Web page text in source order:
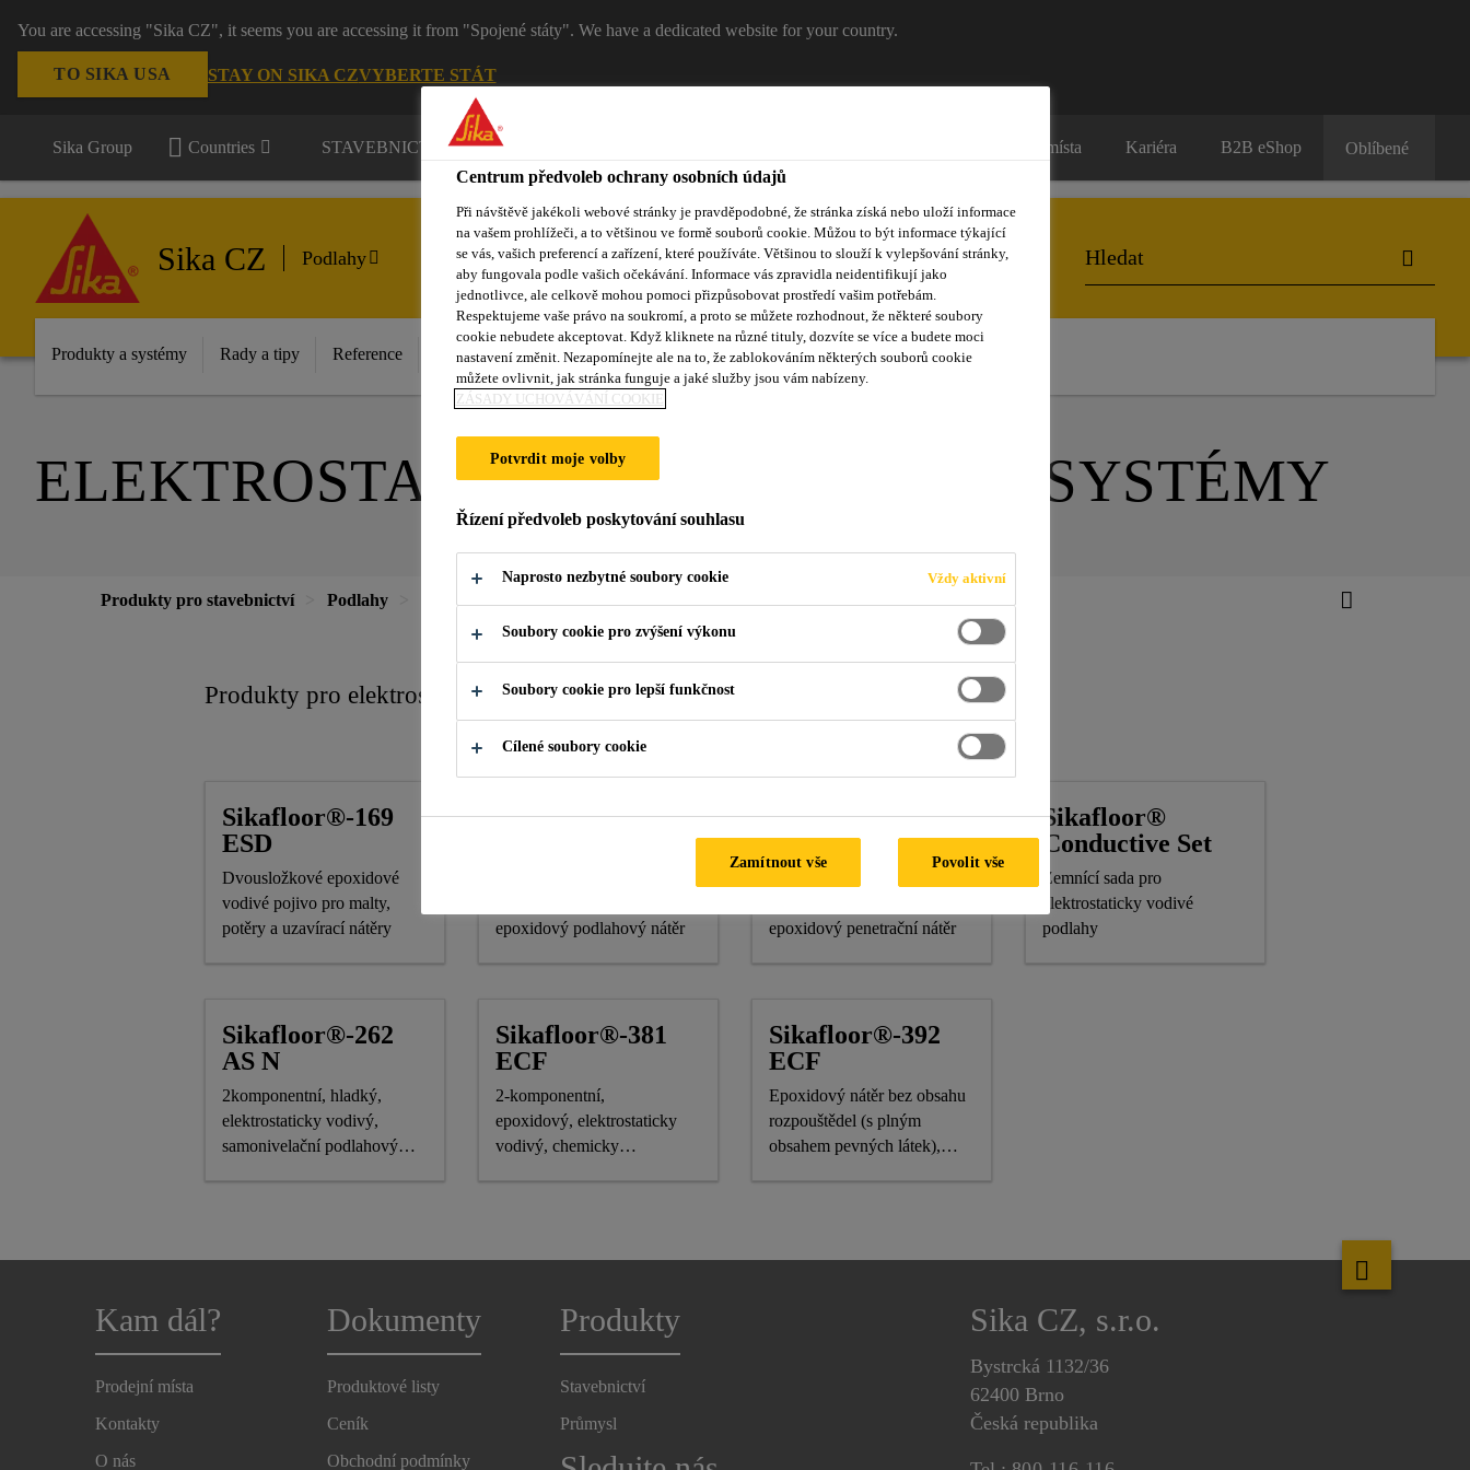
You are accessing "Sika CZ", it seems you are accessing it from "Spojené státy". We have a dedicated website for your country.
TO SIKA USA STAY ON SIKA CZVYBERTE STÁT
Sika Group Countries STAVEBNICTVÍ / PRŮMYSL Prodejní místa Kariéra B2B eShop Oblíbené
Sika CZ Podlahy
Produkty a systémy Rady a tipy Reference Dokumenty Kontakty
ELEKTROSTATICKÉ A DISIPATIVNÍ SYSTÉMY
Produkty pro stavebnictví Podlahy
Produkty pro elektrostatické podlahy
Sikafloor®-169
ESD
Dvousložkové epoxidové
vodivé pojivo pro malty,
potěry a uzavírací nátěry
Sikafloor®-2350
epoxidový podlahový nátěr
Sikafloor®-220 W
Conductive
epoxidový penetrační nátěr
Sikafloor®
Conductive Set
Zemnící sada pro
elektrostaticky vodivé
podlahy
Sikafloor®-262
AS N
2komponentní, hladký,
elektrostaticky vodivý,
samonivelační podlahový
Sikafloor®-381
ECF
2-komponentní,
epoxidový, elektrostaticky
vodivý, chemicky
Sikafloor®-392
ECF
Epoxidový nátěr bez obsahu
rozpouštědel (s plným
obsahem pevných látek),
Kam dál?
Prodejní místa
Kontakty
O nás
Dokumenty
Produktové listy
Ceník
Obchodní podmínky
Produkty
Stavebnictví
Průmysl
Sika CZ, s.r.o.
Bystrcká 1132/36
62400 Brno
Česká republika
Centrum předvoleb ochrany osobních údajů
Při návštěvě jakékoli webové stránky je pravděpodobné, že stránka získá nebo uloží informace
na vašem prohlížeči, a to většinou ve formě souborů cookie. Můžou to být informace týkající
se vás, vašich preferencí a zařízení, které používáte. Většinou to slouží k vylepšování stránky,
aby fungovala podle vašich očekávání. Informace vás zpravidla neidentifikují jako
jednotlivce, ale celkově mohou pomoci přizpůsobovat prostředí vašim potřebám.
Respektujeme vaše právo na soukromí, a proto se můžete rozhodnout, že některé soubory
cookie nebudete akceptovat. Když kliknete na různé tituly, dozvíte se více a budete moci
nastavení změnit. Nezapomínejte ale na to, že zablokováním některých souborů cookie
můžete ovlivnit, jak stránka funguje a jaké služby jsou vám nabízeny.
ZÁSADY UCHOVÁVÁNÍ COOKIE
Potvrdit moje volby
Řízení předvoleb poskytování souhlasu
Naprosto nezbytné soubory cookie Vždy aktivní
Soubory cookie pro zvýšení výkonu
Soubory cookie pro lepší funkčnost
Cílené soubory cookie
Zamítnout vše Povolit vše